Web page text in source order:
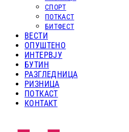
СПОРТ
ПОТКАСТ
БИТФЕСТ
ВЕСТИ
ОПУШТЕНО
ИНТЕРВЈУ
БУТИН
РАЗГЛЕДНИЦА
РИЗНИЦА
ПОТКАСТ
КОНТАКТ